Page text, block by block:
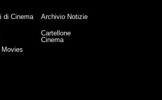
di Cinema
Movies
Archivio Notizie
Cartellone
Cinema